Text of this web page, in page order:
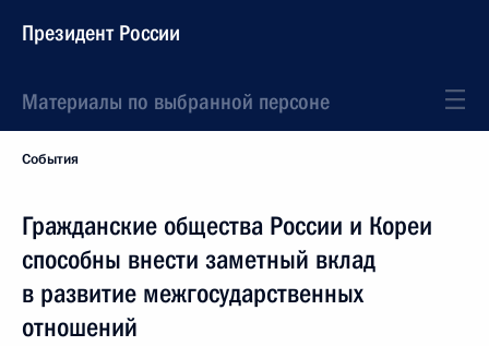
Президент России
Материалы по выбранной персоне
События
Гражданские общества России и Кореи
способны внести заметный вклад
в развитие межгосударственных
отношений